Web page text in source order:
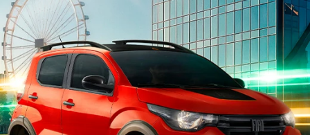
Versão escolhida
Preferência de contato: